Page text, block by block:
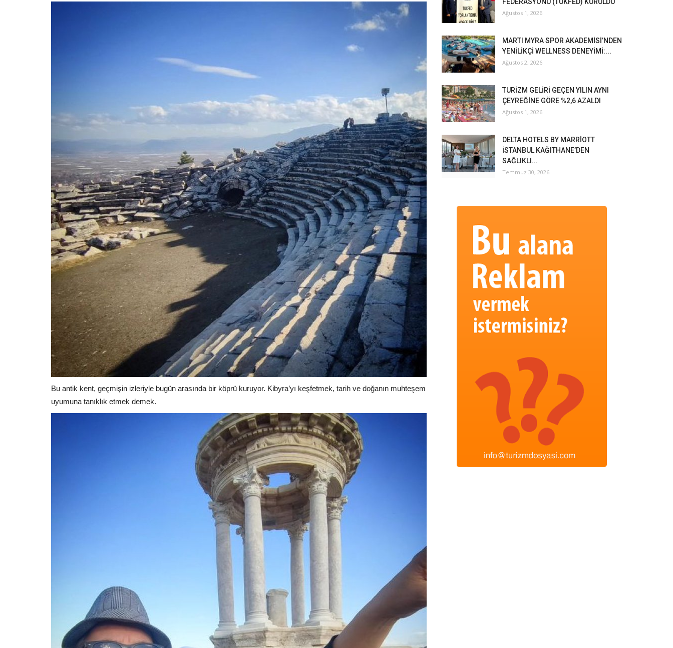
Bu antik kent, geçmişin izleriyle bugün arasında bir köprü kuruyor. Kibyra’yı keşfetmek, tarih ve doğanın muhteşem
uyumuna tanıklık etmek demek.
Ağustos 1, 2026
MARTI MYRA SPOR AKADEMİSİ’NDEN
YENİLİKÇİ WELLNESS DENEYİMİ:...
Ağustos 2, 2026
TURİZM GELİRİ GEÇEN YILIN AYNI
ÇEYREĞİNE GÖRE %2,6 AZALDI
Ağustos 1, 2026
DELTA HOTELS BY MARRİOTT
İSTANBUL KAĞITHANE’DEN
SAĞLIKLI...
Temmuz 30, 2026